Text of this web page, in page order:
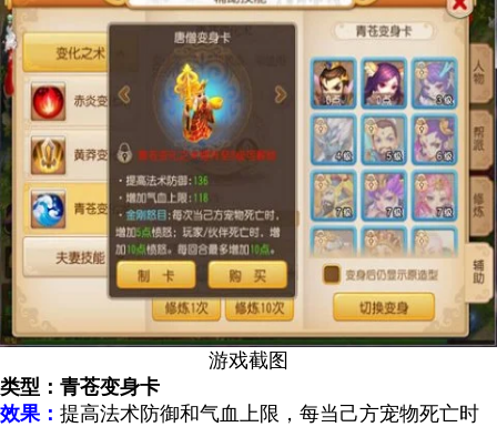
游戏截图
类型：青苍变身卡
效果： 提高法术防御和气血上限，每当己方宠物死亡时